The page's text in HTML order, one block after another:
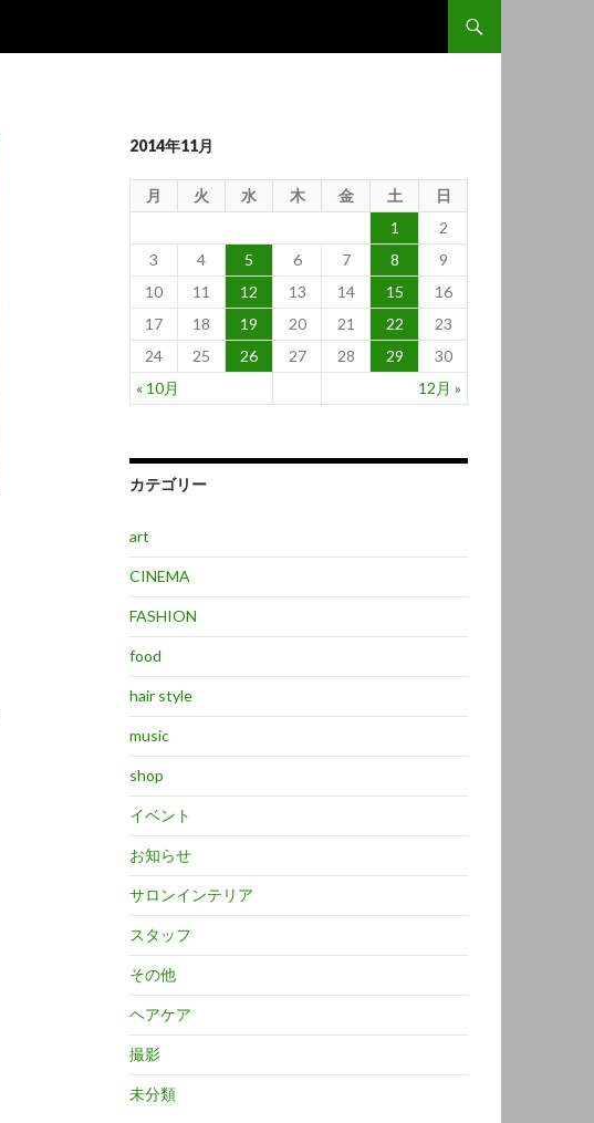
2014年11月
月 火 水 木 金 土 日
« 10月 12月 »
1
2
3
4 5 6 7 8
9
10
11 12 13 14 15
16
17
18 19 20 21 22
23
24
25 26 27 28 29 30
カテゴリー
art
CINEMA
FASHION
food
hair style
music
shop
イベント
お知らせ
サロンインテリア
スタッフ
その他
ヘアケア
撮影
未分類